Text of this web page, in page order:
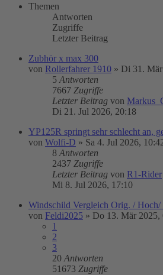
Themen
Antworten
Zugriffe
Letzter Beitrag
Zubhör x max 300
von Rollerfahrer 1910 » Di 31.
5 Antworten
7667 Zugriffe
Letzter Beitrag von
Di 21. Jul 2026, 20:18
YP125R springt sehr schlecht an,
von Wolfi-D » Sa 4. Jul 2026,
8 Antworten
2437 Zugriffe
Letzter Beitrag von R1-Rider
Mi 8. Jul 2026, 17:10
Windschild Vergleich Orig. / Hoch/
von Feldi2025 » Do 13. Mär 2025,
1
2
3
20 Antworten
51673 Zugriffe